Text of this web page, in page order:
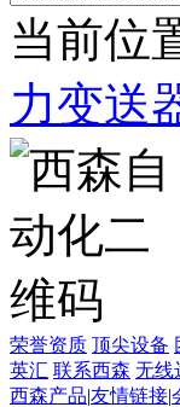
当前位
力变送
荣誉资质 顶尖设备
英汇 联系西森 无线
西森产品|友情链接|